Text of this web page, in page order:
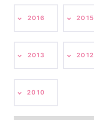
2016 2015
2013 2012
2010